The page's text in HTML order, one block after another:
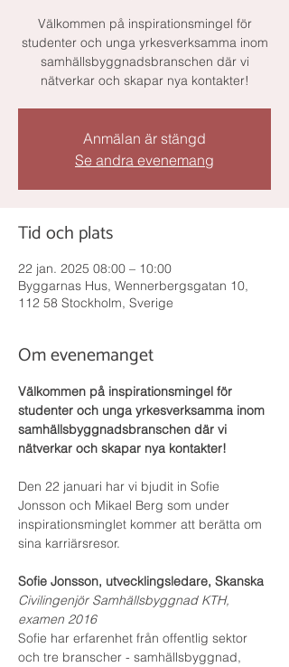
Välkommen på inspirationsmingel för
studenter och unga yrkesverksamma inom
samhällsbyggnadsbranschen där vi
nätverkar och skapar nya kontakter!
Anmälan är stängd
Se andra evenemang
Tid och plats
22 jan. 2025 08:00 – 10:00
Byggarnas Hus, Wennerbergsgatan 10,
112 58 Stockholm, Sverige
Om evenemanget
Välkommen på inspirationsmingel för
studenter och unga yrkesverksamma inom
samhällsbyggnadsbranschen där vi
nätverkar och skapar nya kontakter!
Den 22 januari har vi bjudit in Sofie
Jonsson och Mikael Berg som under
inspirationsminglet kommer att berätta om
sina karriärsresor.
Sofie Jonsson, utvecklingsledare, Skanska
Civilingenjör Samhällsbyggnad KTH,
examen 2016
Sofie har erfarenhet från offentlig sektor
och tre branscher - samhällsbyggnad,